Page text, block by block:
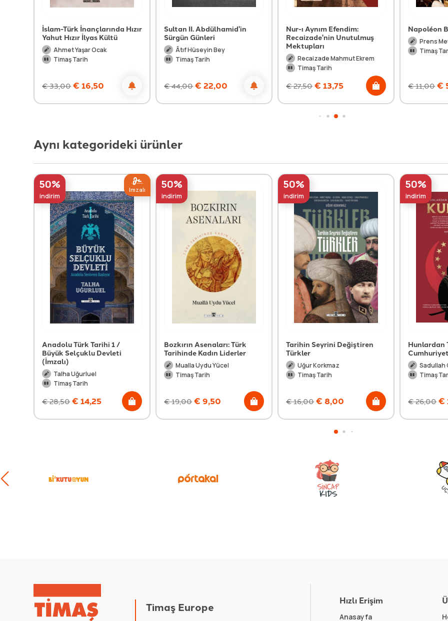
İslam-Türk İnançlarında Hızır
Yahut Hızır İlyas Kültü
Ahmet Yaşar Ocak
Timaş Tarih
€33,00 € 16,50
Sultan II. Abdülhamid'in
Sürgün Günleri
Âtıf Hüseyin Bey
Timaş Tarih
€44,00 € 22,00
Nur-ı Aynım Efendim:
Recaizade'nin Unutulmuş
Mektupları
Recaizade Mahmut Ekrem
Timaş Tarih
€27,50 € 13,75
Napoléon
Prens
Timaş
€11,00 €
Aynı kategorideki ürünler
50%
indirim
Imzalı
Anadolu Türk Tarihi 1 /
Büyük Selçuklu Devleti
(İmzalı)
Talha Uğurluel
Timaş Tarih
€28,50 € 14,25
50%
indirim
Bozkırın Asenaları: Türk
Tarihinde Kadın Liderler
Mualla Uydu Yücel
Timaş Tarih
€19,00 € 9,50
50%
indirim
Tarihin Seyrini Değiştiren
Türkler
Uğur Korkmaz
Timaş Tarih
€16,00 € 8,00
50%
indirim
Hunlardan
Sadullah
Timaş
€26,00 €
Timaş Europe Hızlı Erişim
Anasayfa